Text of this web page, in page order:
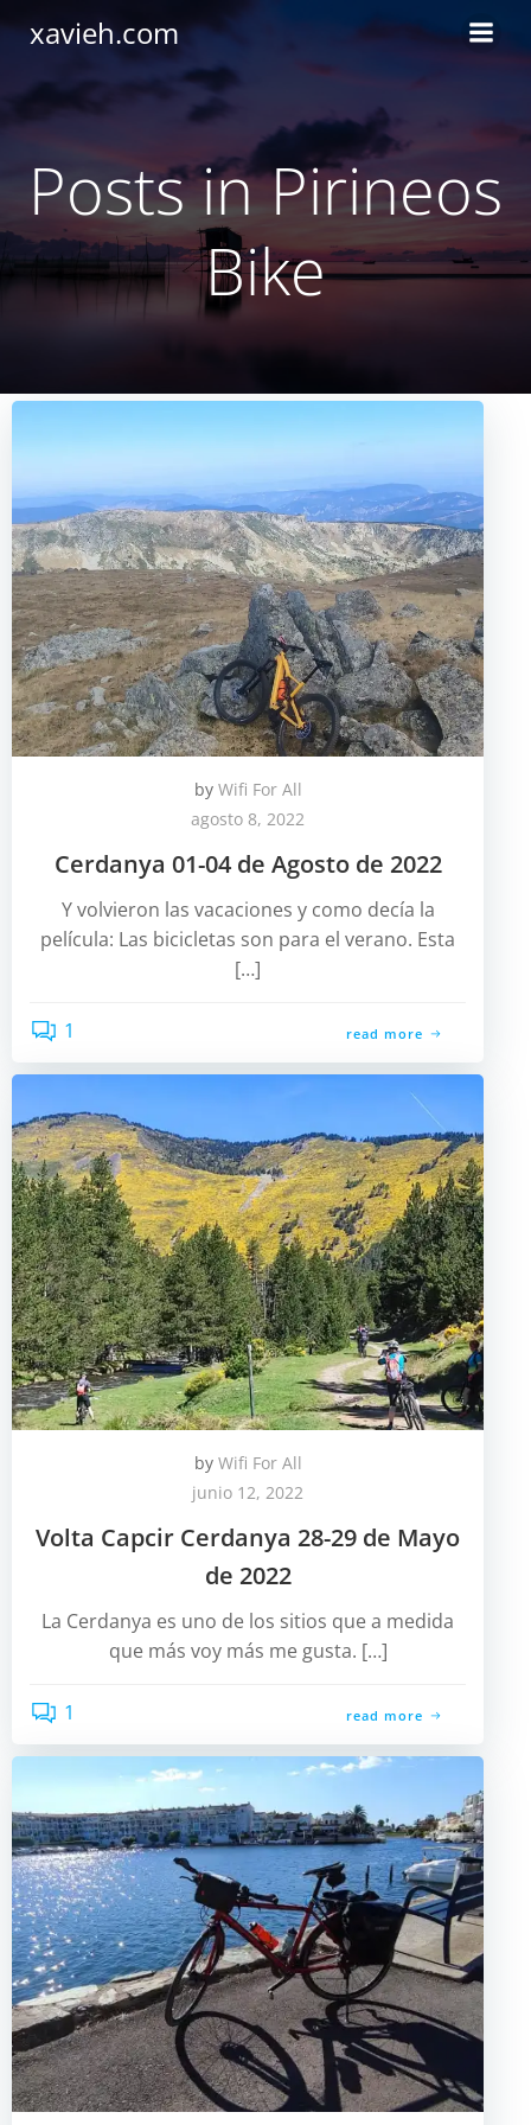
xavieh.com
Posts in Pirineos
Bike
by Wifi For All
agosto 8, 2022
Cerdanya 01-04 de Agosto de 2022
Y volvieron las vacaciones y como decía la
película: Las bicicletas son para el verano. Esta
[…]
1 read more
by Wifi For All
junio 12, 2022
Volta Capcir Cerdanya 28-29 de Mayo
de 2022
La Cerdanya es uno de los sitios que a medida
que más voy más me gusta. […]
1 read more